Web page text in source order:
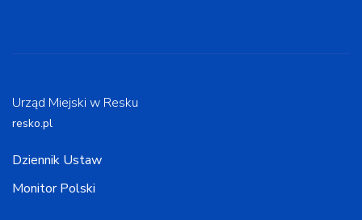
Urząd Miejski w Resku
resko.pl
Dziennik Ustaw
Monitor Polski